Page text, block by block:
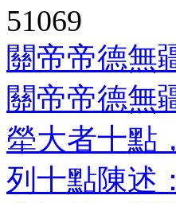
51069
關帝帝德無
關帝帝德無
犖大者十點
列十點陳述